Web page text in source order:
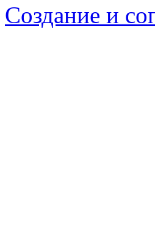
Создание и